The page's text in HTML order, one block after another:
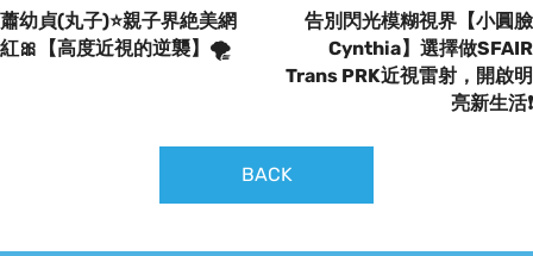
蕭幼貞(丸子)⭐親子界絶美網
紅🎀【高度近視的逆襲】🌪
告別閃光模糊視界【小圓臉
Cynthia】選擇做SFAIR
Trans PRK近視雷射，開啟明
亮新生活❗️
BACK